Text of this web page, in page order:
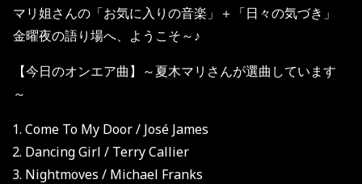
マリ姐さんの「お気に入りの音楽」＋「日々の気づき」
金曜夜の語り場へ、ようこそ～♪
【今日のオンエア曲】～夏木マリさんが選曲しています
～
Come To My Door / José James
Dancing Girl / Terry Callier
Nightmoves / Michael Franks